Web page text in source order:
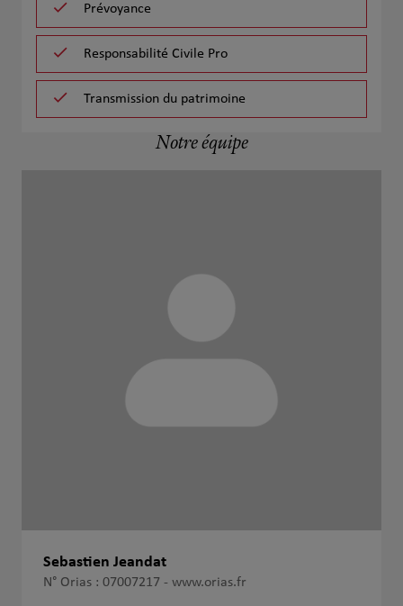
Prévoyance
Responsabilité Civile Pro
Transmission du patrimoine
Notre équipe
Sebastien Jeandat
N° Orias : 07007217 - www.orias.fr